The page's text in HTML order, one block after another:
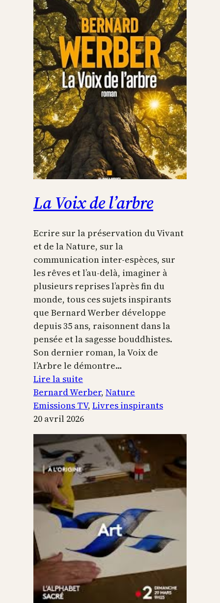
La Voix de l’arbre
Ecrire sur la préservation du Vivant
et de la Nature, sur la
communication inter-espèces, sur
les rêves et l’au-delà, imaginer à
plusieurs reprises l’après fin du
monde, tous ces sujets inspirants
que Bernard Werber développe
depuis 35 ans, raisonnent dans la
pensée et la sagesse bouddhistes.
Son dernier roman, la Voix de
l’Arbre le démontre…
Lire la suite
La
Voix
de
l’arbre
Bernard Werber, Nature
Emissions TV, Livres inspirants
20 avril 2026